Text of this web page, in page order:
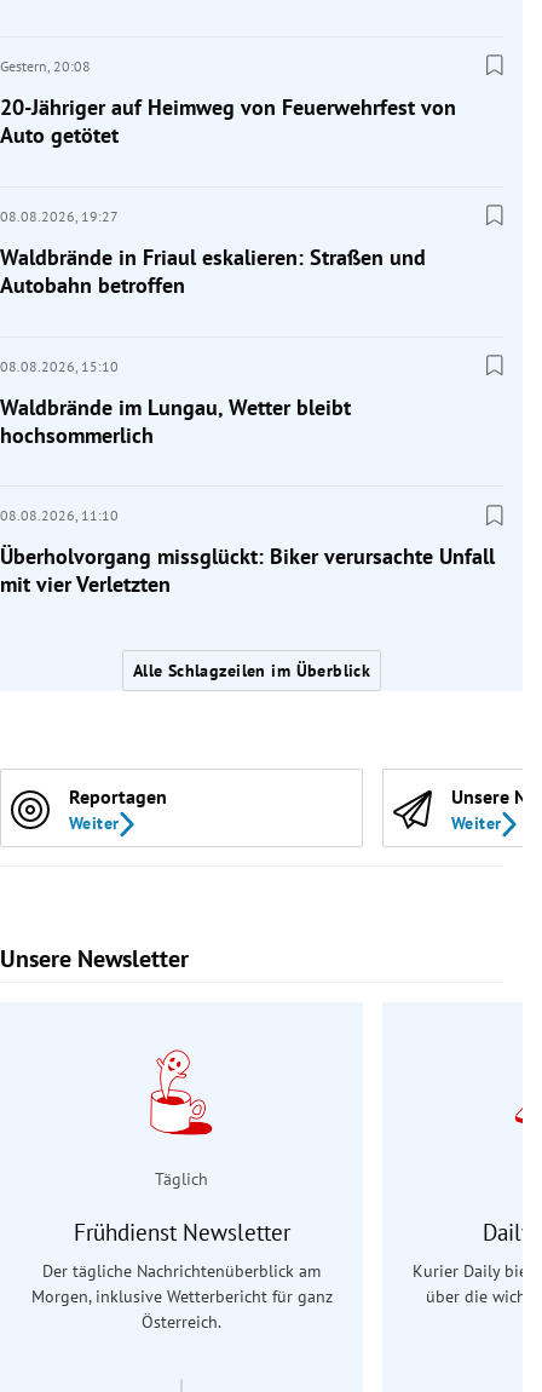
Gestern, 20:08
20-Jähriger auf Heimweg von Feuerwehrfest von
Auto getötet
08.08.2026, 19:27
Waldbrände in Friaul eskalieren: Straßen und
Autobahn betroffen
08.08.2026, 15:10
Waldbrände im Lungau, Wetter bleibt
hochsommerlich
08.08.2026, 11:10
Überholvorgang missglückt: Biker verursachte Unfall
mit vier Verletzten
Alle Schlagzeilen im Überblick
Reportagen
Weiter
Unsere
Weiter
Unsere Newsletter
Slide 1 von 9
Täglich
Frühdienst Newsletter
Der tägliche Nachrichtenüberblick am
Morgen, inklusive Wetterbericht für ganz
Österreich.
Daily
Kurier Daily
über die